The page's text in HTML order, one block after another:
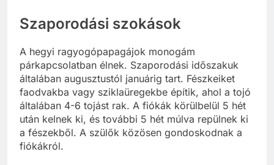
Szaporodási szokások
A hegyi ragyogópapagájok monogám
párkapcsolatban élnek. Szaporodási időszakuk
általában augusztustól januárig tart. Fészkeiket
faodvakba vagy sziklaüregekbe építik, ahol a tojó
általában 4-6 tojást rak. A fiókák körülbelül 5 hét
után kelnek ki, és további 5 hét múlva repülnek ki
a fészekből. A szülők közösen gondoskodnak a
fiókákról.